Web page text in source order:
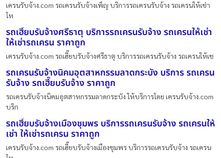
เครนรับจ้าง.com รถเครนรับจ้างเพ็ญ บริการรถเครนรับจ้าง รถเครนให้เช่า
ให
รถเฮี๊ยบรับจ้างศรีธาตุ บริการรถเครนรับจ้าง รถเครนให้เช่า
ให้เช่ารถเครน ราคาถูก
เครนรับจ้าง.com รถเฮี๊ยบรับจ้างศรีธาตุ บริการรถเครนรับจ้าง รถเครนให้เช
รถเครนรับจ้างนิคมอุตสาหกรรมลาดกระบัง บริการ รถเครน
รับจ้าง รถเฮี๊ยบรับจ้าง ราคาถูก
รถเครนรับจ้างนิคมอุตสาหกรรมลาดกระบัง ให้บริการโดย เครนรับจ้าง.com
บริก
รถเฮี๊ยบรับจ้างเมืองชุมพร บริการรถเครนรับจ้าง รถเครนให้
เช่า ให้เช่ารถเครน ราคาถูก
เครนรับจ้าง.com รถเฮี๊ยบรับจ้างเมืองชุมพร บริการรถเครนรับจ้าง รถเครน